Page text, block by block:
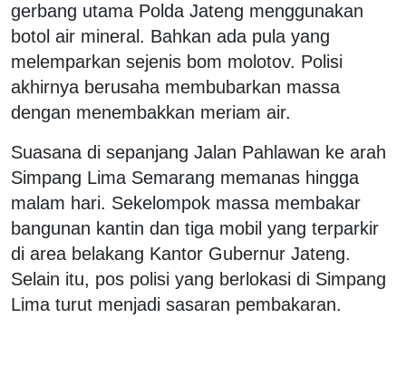
gerbang utama Polda Jateng menggunakan
botol air mineral. Bahkan ada pula yang
melemparkan sejenis bom molotov. Polisi
akhirnya berusaha membubarkan massa
dengan menembakkan meriam air.
Suasana di sepanjang Jalan Pahlawan ke arah
Simpang Lima Semarang memanas hingga
malam hari. Sekelompok massa membakar
bangunan kantin dan tiga mobil yang terparkir
di area belakang Kantor Gubernur Jateng.
Selain itu, pos polisi yang berlokasi di Simpang
Lima turut menjadi sasaran pembakaran.